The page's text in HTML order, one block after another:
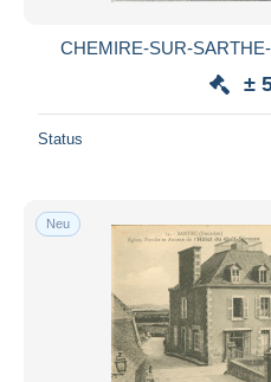
CHEMIRE-SUR-
±
Status
Neu